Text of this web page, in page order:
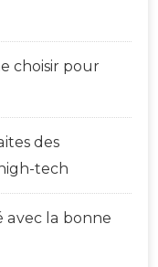
choisir pour
des
tech
avec la bonne